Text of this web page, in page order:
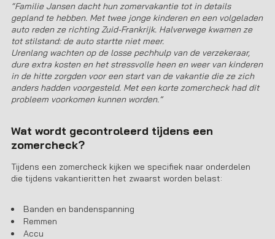
“Familie Jansen dacht hun zomervakantie tot in details
gepland te hebben. Met twee jonge kinderen en een volgeladen
auto reden ze richting Zuid-Frankrijk. Halverwege kwamen ze
tot stilstand: de auto startte niet meer.
Urenlang wachten op de losse pechhulp van de verzekeraar,
dure extra kosten en het stressvolle heen en weer van kinderen
in de hitte zorgden voor een start van de vakantie die ze zich
anders hadden voorgesteld. Met een korte zomercheck had dit
probleem voorkomen kunnen worden.”
Wat wordt gecontroleerd tijdens een
zomercheck?
Tijdens een zomercheck kijken we specifiek naar onderdelen
die tijdens vakantieritten het zwaarst worden belast:
Banden en bandenspanning
Remmen
Accu